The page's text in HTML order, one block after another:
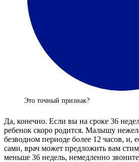
Это точный признак?
Да, конечно. Если вы на сроке 36
ребенок скоро родится. Малышу
безводном периоде более 12 часов, и,
сами, врач может предложить вам
меньше 36 недель, немедленно